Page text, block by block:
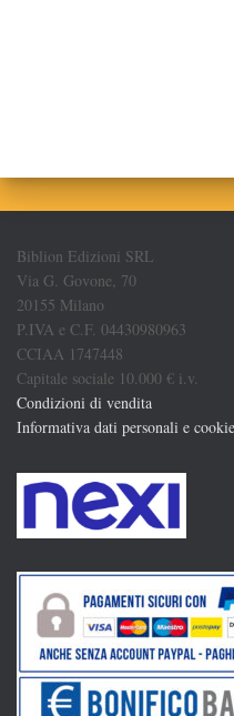
Biblion Edizioni SRL
Via G. Govone, 70
20155 Milano
P.IVA e C.F. 04430980963
CCIAA 1747448
Capitale sociale 10.000 € i.v.
Condizioni di vendita
Informativa dati personali e